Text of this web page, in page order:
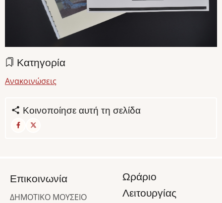
Κατηγορία
Ανακοινώσεις
Κοινοποίησε αυτή τη σελίδα
Επικοινωνία
ΔΗΜΟΤΙΚΟ ΜΟΥΣΕΙΟ
Ωράριο
Λειτουργίας